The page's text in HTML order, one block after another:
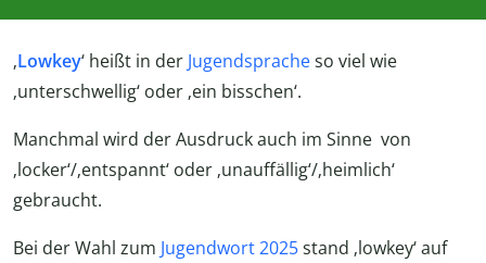
‚Lowkey‘ heißt in der Jugendspracheso viel wie
‚unterschwellig‘ oder ‚ein bisschen‘.
Manchmal wird der Ausdruck auch im Sinne von
‚locker‘/‚entspannt‘ oder ‚unauffällig‘/‚heimlich‘
gebraucht.
Bei der Wahl zum Jugendwort 2025stand ‚lowkey‘ auf